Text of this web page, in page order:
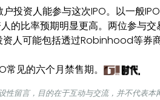
投资人能参与这次IPO。以一般
的比率预期明显更高。两位参与
人可能包括透过Robinhood等券
见的六个月禁售期。
性留言，目的在于互动与交流，并不代表